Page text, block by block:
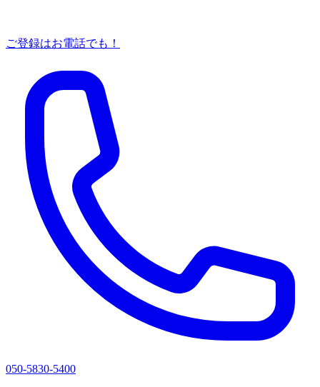
ご登録はお電話でも！
050-5830-5400